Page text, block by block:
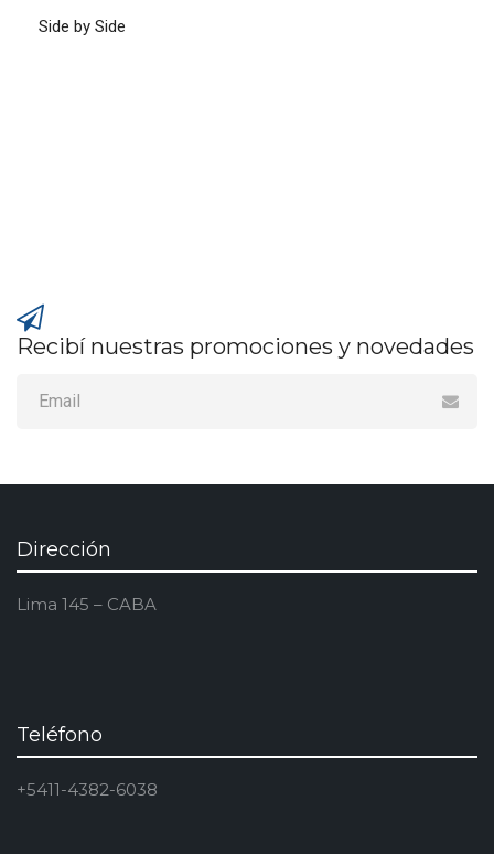
Side by Side
Recibí nuestras promociones y novedades
Dirección
Lima 145 – CABA
Teléfono
+5411-4382-6038